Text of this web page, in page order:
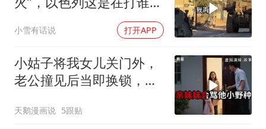
小雪有话说 打开APP
小姑子将我女儿关门外，
老公撞见后当即换锁，将
天鹅漫画说 5跟贴